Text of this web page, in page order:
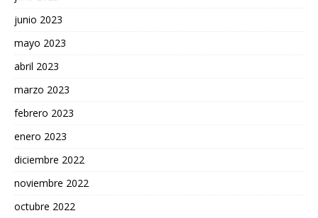
junio 2023
mayo 2023
abril 2023
marzo 2023
febrero 2023
enero 2023
diciembre 2022
noviembre 2022
octubre 2022